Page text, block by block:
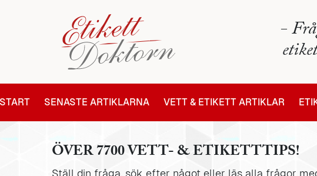
-
START SENASTE ARTIKLARNA VETT & ETIKETT ARTIKLAR
ÖVER 7700 VETT- & ETIKETTTIPS!